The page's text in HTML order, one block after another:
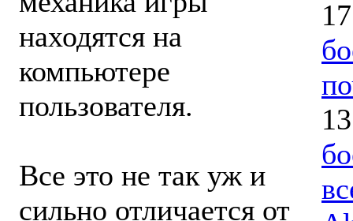
находятся на
компьютере
пользователя.
Все это не так уж и
сильно отличается от